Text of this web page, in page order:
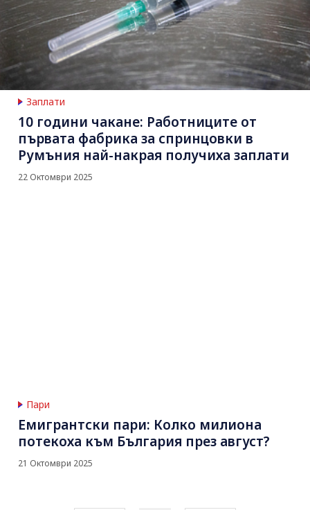
Заплати
10 години чакане: Работниците от
първата фабрика за спринцовки в
Румъния най-накрая получиха заплати
22 Октомври 2025
Пари
Емигрантски пари: Колко милиона
потекоха към България през август?
21 Октомври 2025